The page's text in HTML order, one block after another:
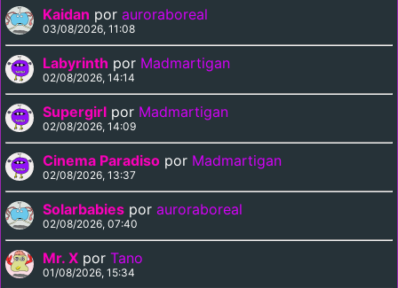
Kaidan por auroraboreal
03/08/2026, 11:08
Labyrinth por Madmartigan
02/08/2026, 14:14
Supergirl por Madmartigan
02/08/2026, 14:09
Cinema Paradiso por Madmartigan
02/08/2026, 13:37
Solarbabies por auroraboreal
02/08/2026, 07:40
Mr. X por Tano
01/08/2026, 15:34